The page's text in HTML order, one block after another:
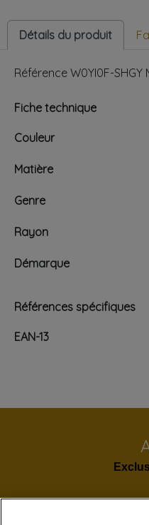
Détails du produit
Référence W0YI0F-SHGY
Fiche technique
Couleur
Matière
Genre
Rayon
Démarque
Références spécifiques
EAN-13